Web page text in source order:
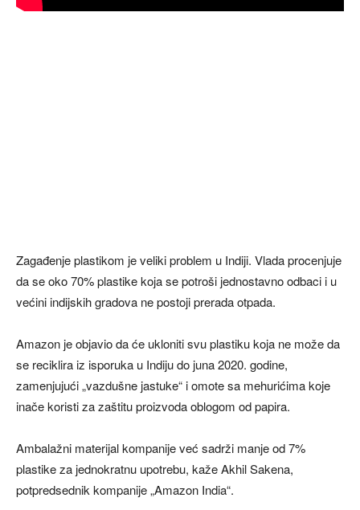
Zagađenje plastikom je veliki problem u Indiji. Vlada procenjuje
da se oko 70% plastike koja se potroši jednostavno odbaci i u
većini indijskih gradova ne postoji prerada otpada.
Amazon je objavio da će ukloniti svu plastiku koja ne može da
se reciklira iz isporuka u Indiju do juna 2020. godine,
zamenjujući „vazdušne jastuke“ i omote sa mehurićima koje
inače koristi za zaštitu proizvoda oblogom od papira.
Ambalažni materijal kompanije već sadrži manje od 7%
plastike za jednokratnu upotrebu, kaže Akhil Sakena,
potpredsednik kompanije „Amazon India“.